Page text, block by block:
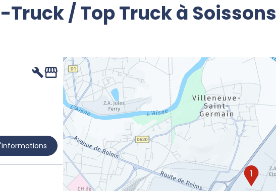
Truck / Top Truck à Soissons
1